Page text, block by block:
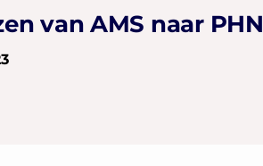
van AMS naar PHN